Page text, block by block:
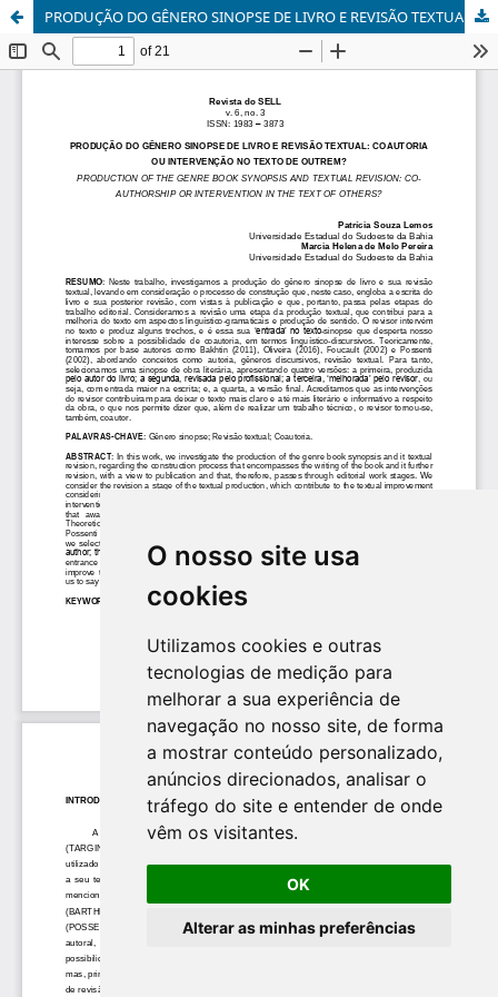
O nosso site usa
cookies
Utilizamos cookies e outras
tecnologias de medição para
melhorar a sua experiência de
navegação no nosso site, de forma
a mostrar conteúdo personalizado,
anúncios direcionados, analisar o
tráfego do site e entender de onde
vêm os visitantes.
OK
Alterar as minhas preferências
PRODUÇÃO DO GÊNERO SINOPSE DE LIVRO E REVISÃO TEXTUAL: COAUTORIA OU INTERVENÇÃO NO TEXTO DE OUTREM?